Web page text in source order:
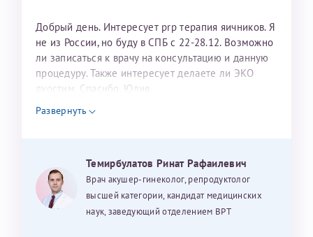
Добрый день. Интересует prp терапия яичников. Я
не из России, но буду в СПБ с 22-28.12. Возможно
ли записаться к врачу на консультацию и данную
процедуру. Также интересует делаете ли ЭКО
дуостим. Спасибо. Юлия
Развернуть
Темирбулатов Ринат Рафаилевич
Врач акушер-гинеколог, репродуктолог
высшей категории, кандидат медицинских
наук, заведующий отделением ВРТ